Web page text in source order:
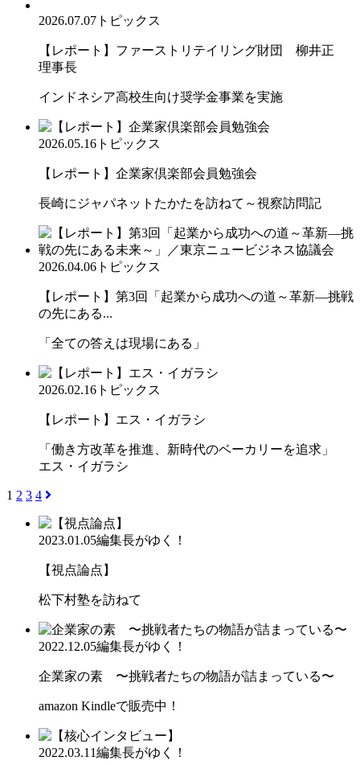
2026.07.07 トピックス
【レポート】ファーストリテイリング財団 柳井正
理事長
インドネシア高校生向け奨学金事業を実施
2026.05.16 トピックス
【レポート】企業家倶楽部会員勉強会
長崎にジャパネットたかたを訪ねて～視察訪問記
2026.04.06 トピックス
【レポート】第3回「起業から成功への道～革新―挑戦
の先にある...
「全ての答えは現場にある」
2026.02.16 トピックス
【レポート】エス・イガラシ
「働き方改革を推進、新時代のベーカリーを追求」
エス・イガラシ
1 2 3 4
2023.01.05編集長がゆく！
【視点論点】
松下村塾を訪ねて
2022.12.05編集長がゆく！
企業家の素 〜挑戦者たちの物語が詰まっている〜
amazon Kindleで販売中！
2022.03.11編集長がゆく！